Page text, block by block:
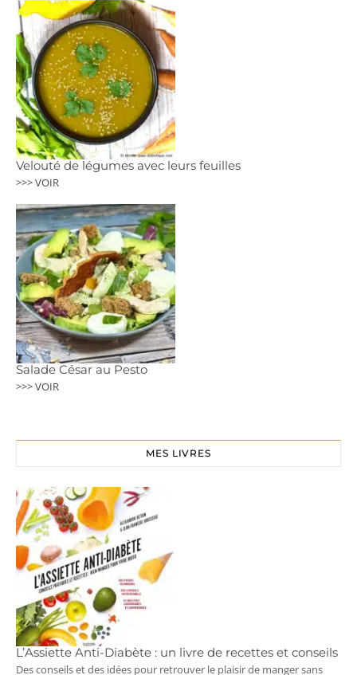
Velouté de légumes avec leurs feuilles
>>> VOIR
Salade César au Pesto
>>> VOIR
MES LIVRES
L’Assiette Anti-Diabète : un livre de recettes et conseils
Des conseils et des idées pour retrouver le plaisir de manger sans